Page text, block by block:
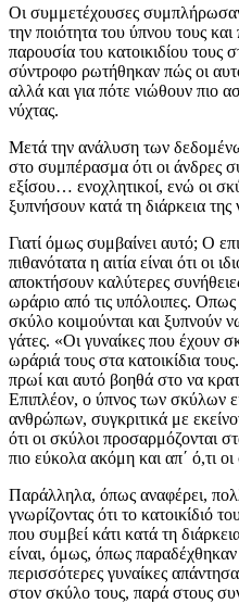
Οι συμμετέχουσες
την ποιότητα του ύπνου τους
παρουσία του κατοικιδίου τους
σύντροφο ρωτήθηκαν πώς οι
αλλά και για πότε νιώθουν πιο
νύχτας.
Μετά την ανάλυση των
στο συμπέρασμα ότι οι άνδρες
εξίσου… ενοχλητικοί, ενώ οι
ξυπνήσουν κατά τη διάρκεια της
Γιατί όμως συμβαίνει αυτό; Ο
πιθανότατα η αιτία είναι ότι οι
αποκτήσουν καλύτερες
ωράριο από τις υπόλοιπες. Οπως
σκύλο κοιμούνται και ξυπνούν
γάτες. «Οι γυναίκες που έχουν
ωράριά τους στα κατοικίδια
πρωί και αυτό βοηθά στο να
Επιπλέον, ο ύπνος των σκύλων
ανθρώπων, συγκριτικά με
ότι οι σκύλοι προσαρμόζονται
πιο εύκολα ακόμη και απ΄ ό,τι
Παράλληλα, όπως αναφέρει,
γνωρίζοντας ότι το κατοικίδιό
που συμβεί κάτι κατά τη
είναι, όμως, όπως παραδέχθηκαν
περισσότερες γυναίκες
στον σκύλο τους, παρά στους